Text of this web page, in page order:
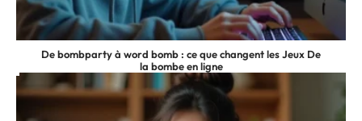
De bombparty à word bomb : ce que changent les Jeux De
la bombe en ligne